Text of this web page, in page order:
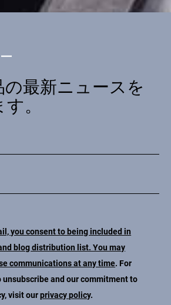
最新ニュースを
。
you consent to being included in
blog distribution list. You may
communications at any time. For
and our commitment to
visit ourprivacy policy.